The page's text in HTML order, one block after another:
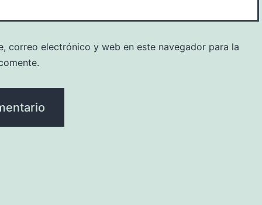
correo electrónico y web en este navegador para la